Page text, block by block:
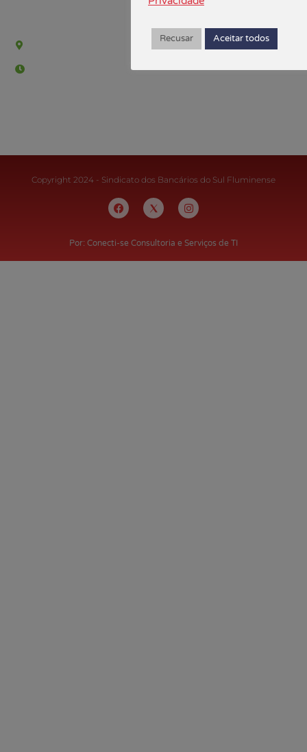
Estrada Governador Chagas Freitas – 3.780 – Colônia Santo
De terça-feira a domingo, das 9h às 17h
Copyright 2024 - Sindicato dos Bancários do Sul Fluminense
Por: Conecti-se Consultoria e Serviços de TI
Recusar Aceitar todos